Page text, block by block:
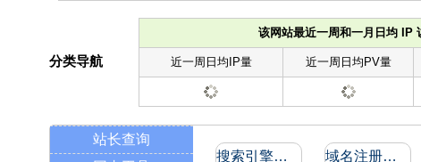
该网站最近一周和一月日均 IP
近一周日均IP量 近一周日均PV量
分类导航
站长查询
搜索引擎收录和反向链接 域名注册信息